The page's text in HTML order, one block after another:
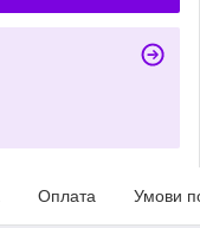
Оплата Умови